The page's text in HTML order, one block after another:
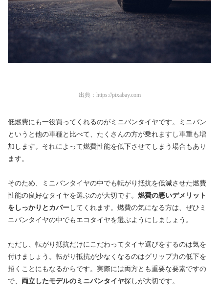
出典： https://pixabay.com
低燃費にも一役買ってくれるのがミニバンタイヤです。ミニバン
というと他の車種と比べて、たくさんの方が乗れますし車重も増
加します。それによって燃費性能を低下させてしまう場合もあり
ます。
そのため、ミニバンタイヤの中でも転がり抵抗を低減させた燃費
性能の良好なタイヤを選ぶのが大切です。 燃費の悪いデメリット
をしっかりとカバー してくれます。燃費の気になる方は、ぜひミ
ニバンタイヤの中でもエコタイヤを選ぶようにしましょう。
ただし、転がり抵抗だけにこだわってタイヤ選びをするのは気を
付けましょう。転がり抵抗が少なくなるのはグリップ力の低下を
招くことにもなるからです。実際には両方とも重要な要素ですの
で、 両立したモデルのミニバンタイヤ探しが大切です。